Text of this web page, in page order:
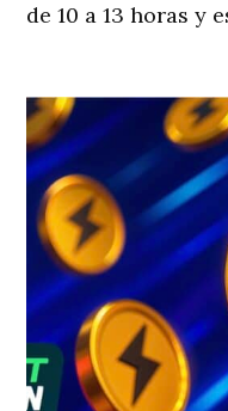
de 10 a 13 horas y